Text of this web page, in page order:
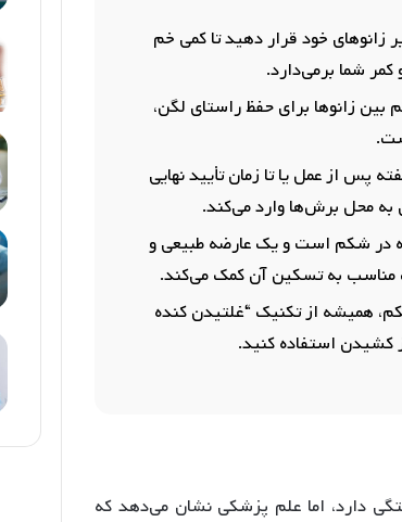
خود قرار دهید تا کمی خم
شما برمی‌دارد.
بین زانوها برای حفظ راستای لگن،
روی شکم حداقل تا ۲ الی ۴ هفته پس از عمل یا تا زمان تأیید نهایی
به محل برش‌ها وارد می‌کند.
در شکم است و یک عارضه طبیعی و
مناسب به تسکین آن کمک می‌کند.
همیشه از تکنیک “غلتیدن کنده
دارد، اما علم پزشکی نشان می‌دهد که